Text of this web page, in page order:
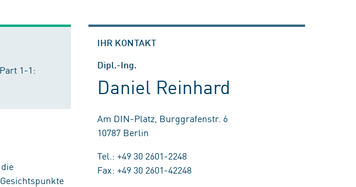
1-1:
IHR KONTAKT
Dipl.-Ing.
Daniel Reinhard
Am DIN-Platz, Burggrafenstr. 6
10787 Berlin
Tel.: +49 30 2601-2248
Fax: +49 30 2601-42248